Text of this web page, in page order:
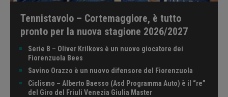
Tennistavolo – Cortemaggiore, è tutto
pronto per la nuova stagione 2026/2027
Serie B – Oliver Krilkovs è un nuovo giocatore dei
Fiorenzuola Bees
Savino Orazzo è un nuovo difensore del Fiorenzuola
Ciclismo – Alberto Baesso (Asd Programma Auto) è il “re”
del Giro del Friuli Venezia Giulia Master